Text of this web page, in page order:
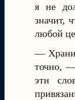
я не
значит,
любой
—
точно,
эти